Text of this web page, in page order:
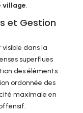
village.
et Gestion
dans la
superflues
des éléments
ordonnée des
maximale en